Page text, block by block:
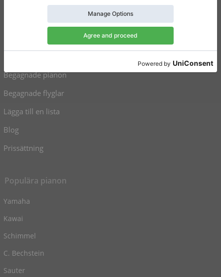
Begagnade pianon
Begagnade flyglar
Lägga till en lista
Blog
Prissättning
Populära pianon
Yamaha
Kawai
Schimmel
C. Bechstein
Sauter